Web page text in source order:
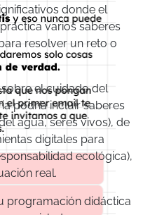
donde el
varios saberes
resolver un reto o
el cuidado del
podría incluir saberes
agua, seres vivos), de
digitales para
ecológica),
real.
programación didáctica